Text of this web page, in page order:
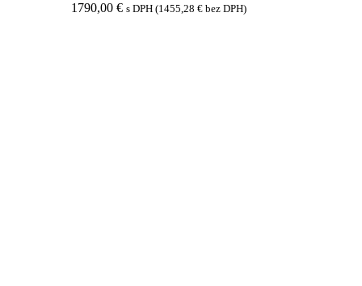
1790,00 € s DPH (1455,28 € bez DPH)